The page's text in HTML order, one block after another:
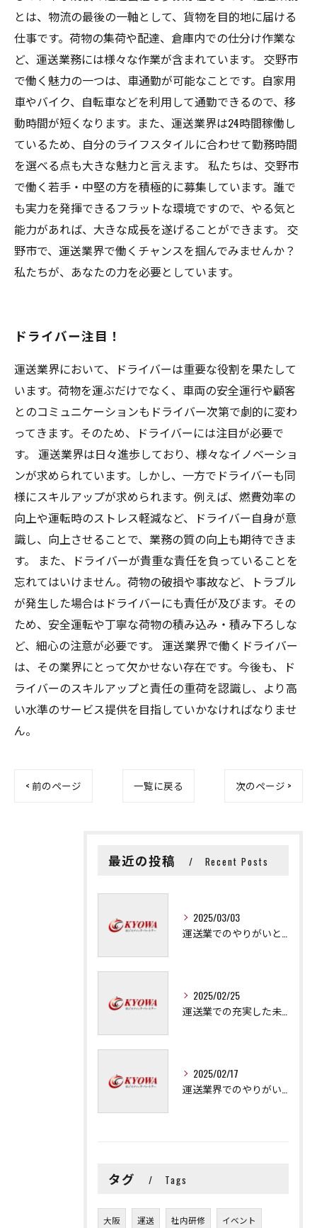
とは、物流の最後の一軸として、貨物を目的地に届ける
仕事です。荷物の集荷や配達、倉庫内での仕分け作業な
ど、運送業務には様々な作業が含まれています。 交野市
で働く魅力の一つは、車通勤が可能なことです。自家用
車やバイク、自転車などを利用して通勤できるので、移
動時間が短くなります。また、運送業界は24時間稼働し
ているため、自分のライフスタイルに合わせて勤務時間
を選べる点も大きな魅力と言えます。 私たちは、交野市
で働く若手・中堅の方を積極的に募集しています。誰で
も実力を発揮できるフラットな環境ですので、やる気と
能力があれば、大きな成長を遂げることができます。 交
野市で、運送業界で働くチャンスを掴んでみませんか？
私たちが、あなたの力を必要としています。
ドライバー注目！
運送業界において、ドライバーは重要な役割を果たして
います。荷物を運ぶだけでなく、車両の安全運行や顧客
とのコミュニケーションもドライバー次第で劇的に変わ
ってきます。そのため、ドライバーには注目が必要で
す。 運送業界は日々進歩しており、様々なイノベーショ
ンが求められています。しかし、一方でドライバーも同
様にスキルアップが求められます。例えば、燃費効率の
向上や運転時のストレス軽減など、ドライバー自身が意
識し、向上させることで、業務の質の向上も期待できま
す。 また、ドライバーが貴重な責任を負っていることを
忘れてはいけません。荷物の破損や事故など、トラブル
が発生した場合はドライバーにも責任が及びます。その
ため、安全運転や丁寧な荷物の積み込み・積み下ろしな
ど、細心の注意が必要です。 運送業界で働くドライバー
は、その業界にとって欠かせない存在です。今後も、ド
ライバーのスキルアップと責任の重荷を認識し、より高
い水準のサービス提供を目指していかなければなりませ
ん。
< 前のページ 一覧に戻る 次のページ >
最近の投稿 Recent Posts
2025/03/03
2025/02/25
2025/02/17
タグ Tags
大阪 運送 社内研修 イベント